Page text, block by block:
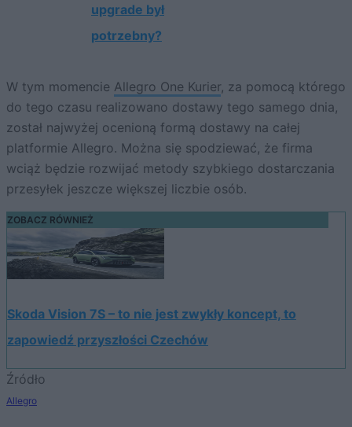
upgrade był
potrzebny?
W tym momencie Allegro One Kurier, za pomocą którego
do tego czasu realizowano dostawy tego samego dnia,
został najwyżej ocenioną formą dostawy na całej
platformie Allegro. Można się spodziewać, że firma
wciąż będzie rozwijać metody szybkiego dostarczania
przesyłek jeszcze większej liczbie osób.
ZOBACZ RÓWNIEŻ
Skoda Vision 7S – to nie jest zwykły koncept, to
zapowiedź przyszłości Czechów
Źródło
Allegro